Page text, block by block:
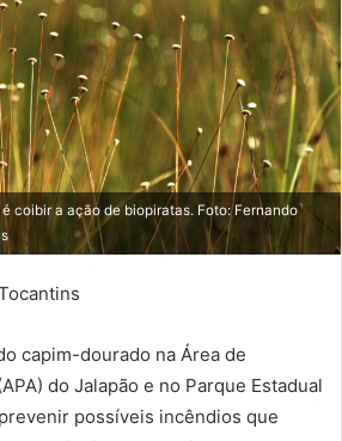
m
e
-
m
a
i
l
coibir a ação de biopiratas. Foto: Fernando
capim-dourado na Área de
do Jalapão e no Parque Estadual
possíveis incêndios que